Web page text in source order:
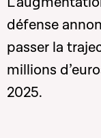
défense
passer la
millions
2025.